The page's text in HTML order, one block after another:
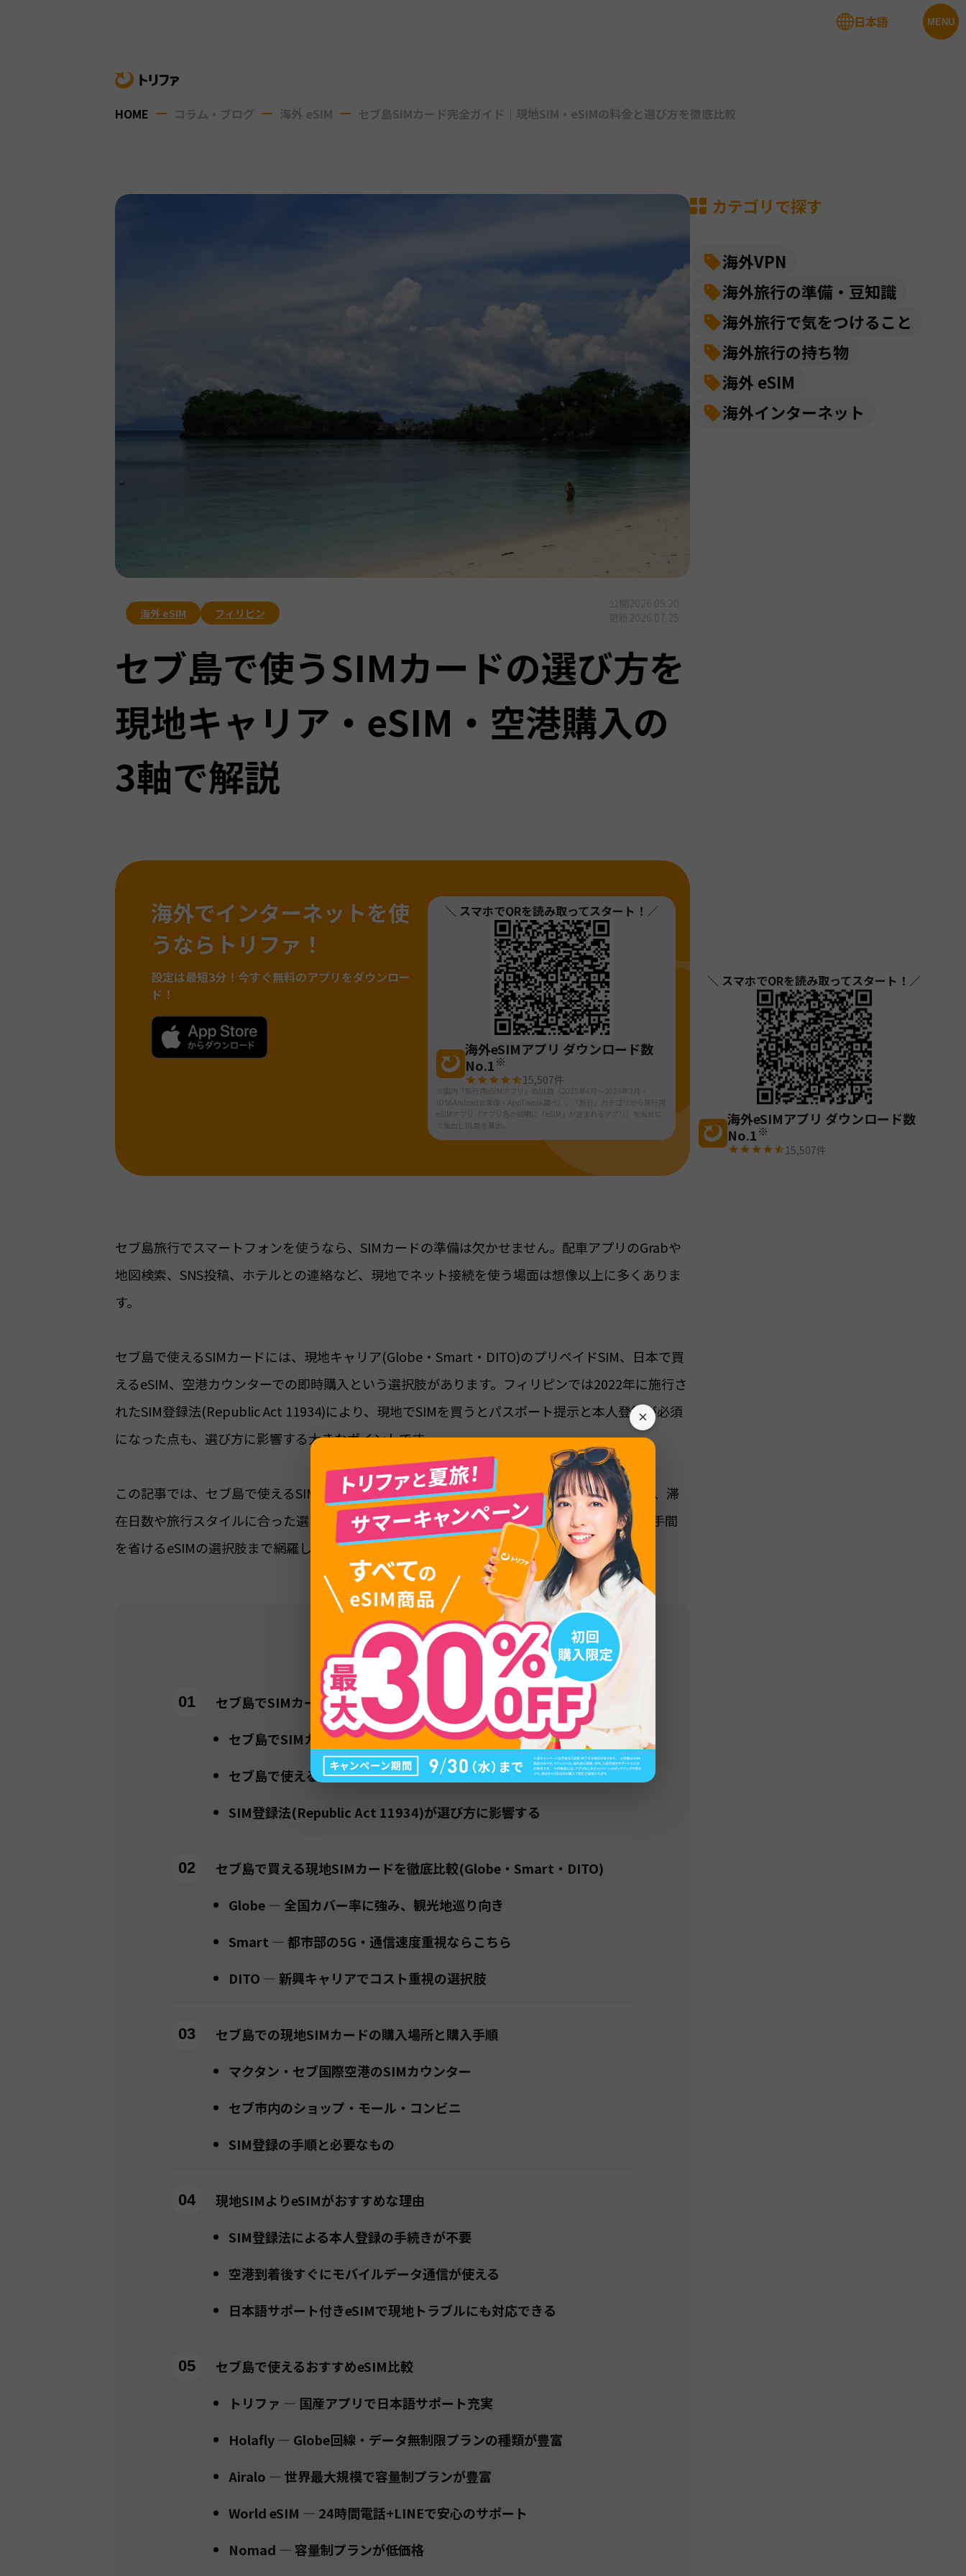
MENU
日本語
HOME コラム・ブログ 海外 eSIM セブ島SIMカード完全ガイド｜現地SIM・eSIMの料金と選び方を徹底比較
海外 eSIM フィリピン
セブ島で使うSIMカードの選び方を
現地キャリア・eSIM・空港購入の
3軸で解説
海外でインターネットを使
うならトリファ！
設定は最短3分！ 今すぐ無料のアプリをダウンロー
ド！
＼ スマホでQRを読み取ってスタート！／
海外eSIMアプリ ダウンロード数
No.1※
15,507件
※国内「旅行用eSIMアプリ」のDL数（2025年4月～2026年3月・
iOS&Android合算値・AppTweak調べ）。「旅行」カテゴリから旅行用
eSIMアプリ（アプリ名か説明に「eSIM」が含まれるアプリ）を当社に
て抽出しDL数を算出。
セブ島旅行でスマートフォンを使うなら、SIMカードの準備は欠かせません。配車アプリのGrabや
地図検索、SNS投稿、ホテルとの連絡など、現地でネット接続を使う場面は想像以上に多くありま
す。
セブ島で使えるSIMカードには、現地キャリア(Globe・Smart・DITO)のプリペイドSIM、日本で買
えるeSIM、空港カウンターでの即時購入という選択肢があります。フィリピンでは2022年に施行さ
れたSIM登録法(Republic Act 11934)により、現地でSIMを買うとパスポート提示と本人登録が必須
になった点も、選び方に影響する大きなポイントです。
この記事では、セブ島で使えるSIMカードを公式情報や現地ガイドの最新料金をもとに比較し、滞
在日数や旅行スタイルに合った選び方を解説します。空港でのSIM購入手順や、登録手続きの手間
を省けるeSIMの選択肢まで網羅したので、初めてセブ島に行く方も参考にしてみてください。
目次
セブ島でSIMカードを使うメリットと通信手段の選択肢
セブ島でSIMカードが必要になるシーン
セブ島で使える通信手段は3つ
SIM登録法(Republic Act 11934)が選び方に影響する
セブ島で買える現地SIMカードを徹底比較(Globe・Smart・DITO)
Globe — 全国カバー率に強み、観光地巡り向き
Smart — 都市部の5G・通信速度重視ならこちら
DITO — 新興キャリアでコスト重視の選択肢
セブ島での現地SIMカードの購入場所と購入手順
マクタン・セブ国際空港のSIMカウンター
セブ市内のショップ・モール・コンビニ
SIM登録の手順と必要なもの
現地SIMよりeSIMがおすすめな理由
SIM登録法による本人登録の手続きが不要
空港到着後すぐにモバイルデータ通信が使える
日本語サポート付きeSIMで現地トラブルにも対応できる
セブ島で使えるおすすめeSIM比較
トリファ — 国産アプリで日本語サポート充実
Holafly — Globe回線・データ無制限プランの種類が豊富
Airalo — 世界最大規模で容量制プランが豊富
World eSIM — 24時間電話+LINEで安心のサポート
Nomad — 容量制プランが低価格
カテゴリで探す
海外VPN
海外旅行の準備・豆知識
海外旅行で気をつけること
海外旅行の持ち物
海外 eSIM
海外インターネット
＼ スマホでQRを読み取ってスタート！／
海外eSIMアプリ ダウンロード数
No.1※
15,507件
×